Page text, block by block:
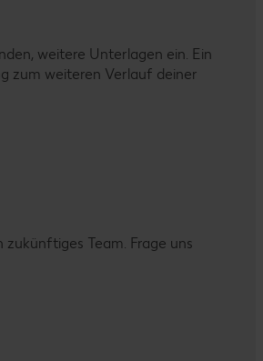
weitere Unterlagen ein. Ein
zum weiteren Verlauf deiner
Team. Frage uns